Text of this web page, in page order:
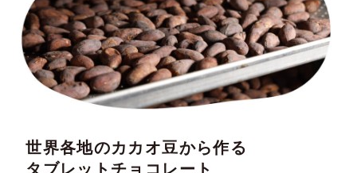
世界各地のカカオ豆から作る
タブレットチョコレート